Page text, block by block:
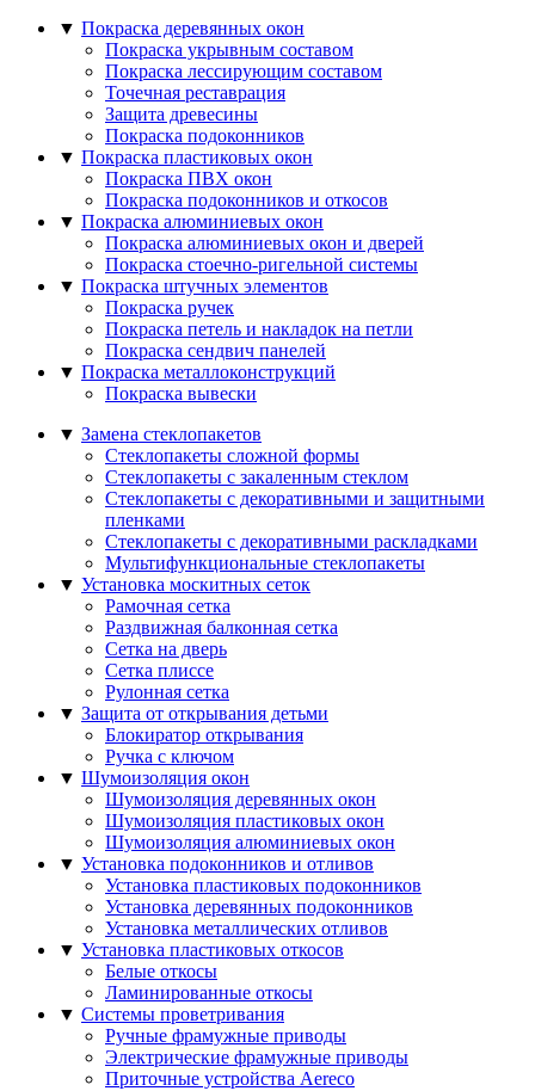
▼ Покраска деревянных окон
Покраска укрывным составом
Покраска лессирующим составом
Точечная реставрация
Защита древесины
Покраска подоконников
▼ Покраска пластиковых окон
Покраска ПВХ окон
Покраска подоконников и откосов
▼ Покраска алюминиевых окон
Покраска алюминиевых окон и дверей
Покраска стоечно-ригельной системы
▼ Покраска штучных элементов
Покраска ручек
Покраска петель и накладок на петли
Покраска сендвич панелей
▼ Покраска металлоконструкций
Покраска вывески
▼ Замена стеклопакетов
Стеклопакеты сложной формы
Стеклопакеты с закаленным стеклом
Стеклопакеты с декоративными и защитными
пленками
Стеклопакеты с декоративными раскладками
Мультифункциональные стеклопакеты
▼ Установка москитных сеток
Рамочная сетка
Раздвижная балконная сетка
Сетка на дверь
Сетка плиссе
Рулонная сетка
▼ Защита от открывания детьми
Блокиратор открывания
Ручка с ключом
▼ Шумоизоляция окон
Шумоизоляция деревянных окон
Шумоизоляция пластиковых окон
Шумоизоляция алюминиевых окон
▼ Установка подоконников и отливов
Установка пластиковых подоконников
Установка деревянных подоконников
Установка металлических отливов
▼ Установка пластиковых откосов
Белые откосы
Ламинированные откосы
▼ Системы проветривания
Ручные фрамужныe приводы
Электрические фрамужныe приводы
Приточные устройства Aereco